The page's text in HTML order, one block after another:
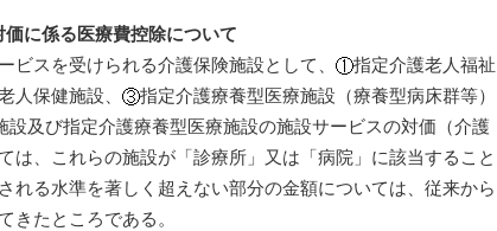
に係る医療費控除について
スを受けられる介護保険施設として、
指定介護老人福祉
人保健施設、
指定介護療養型医療施設（療養型病床群等）
及び指定介護療養型医療施設の施設サービスの対価（介護
は、これらの施設が「診療所」又は「病院」に該当すること
れる水準を著しく超えない部分の金額については、従来から
きたところである。